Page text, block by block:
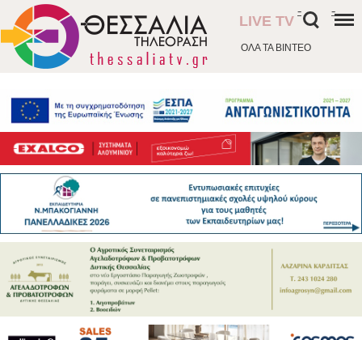
ΟΛΑ ΤΑ ΒΙΝΤΕΟ
LIVE TV
- -